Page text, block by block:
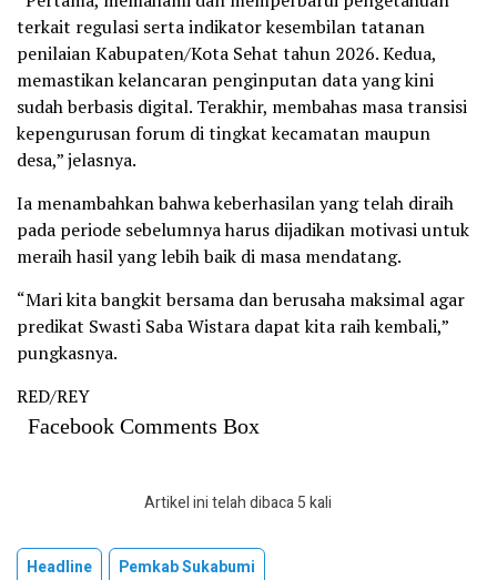
terkait regulasi serta indikator kesembilan tatanan
penilaian Kabupaten/Kota Sehat tahun 2026. Kedua,
memastikan kelancaran penginputan data yang kini
sudah berbasis digital. Terakhir, membahas masa transisi
kepengurusan forum di tingkat kecamatan maupun
desa,” jelasnya.
Ia menambahkan bahwa keberhasilan yang telah diraih
pada periode sebelumnya harus dijadikan motivasi untuk
meraih hasil yang lebih baik di masa mendatang.
“Mari kita bangkit bersama dan berusaha maksimal agar
predikat Swasti Saba Wistara dapat kita raih kembali,”
pungkasnya.
RED/REY
Facebook Comments Box
Artikel ini telah dibaca 5 kali
Headline Pemkab Sukabumi